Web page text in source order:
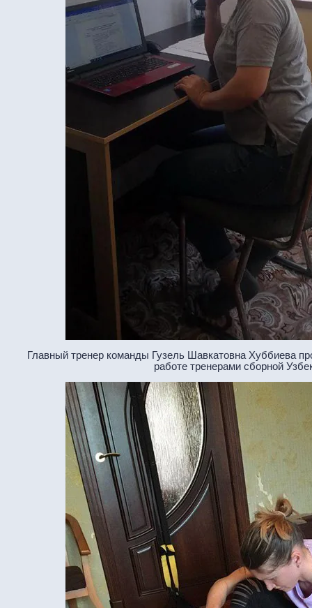
Главный тренер команды Гузель Шавкатовна Хуббиева
работе тренерами сборной